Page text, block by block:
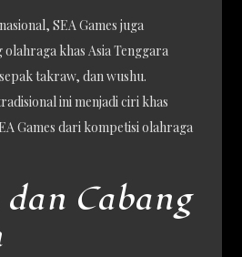
SEA Games juga
khas Asia Tenggara
takraw, dan wushu.
ini menjadi ciri khas
Games dari kompetisi olahraga
Cabang